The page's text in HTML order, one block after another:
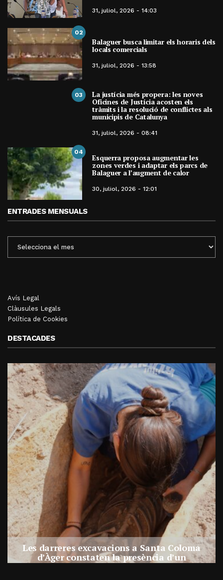
31, juliol, 2026 - 14:03
02
Balaguer busca limitar els horaris dels
locals comercials
31, juliol, 2026 - 13:58
03 La justícia més propera: les noves
Oficines de Justícia acosten els
tràmits i la resolució de conflictes als
municipis de Catalunya
31, juliol, 2026 - 08:41
04
Esquerra proposa augmentar les
zones verdes i adaptar els parcs de
Balaguer a l’augment de calor
30, juliol, 2026 - 12:01
ENTRADES MENSUALS
MENSUALS
Avís Legal
Clàusules Legals
Política de Cookies
DESTACADES
Les darreres excavacions a Santa Coloma
d’Àger constaten la presència d’un
assentament al costat de la necròpolis